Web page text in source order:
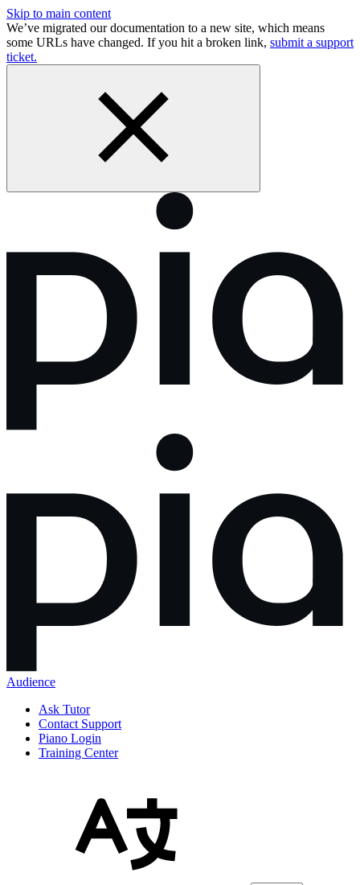
Skip to main content
We’ve migrated our documentation to a new site, which means
some URLs have changed. If you hit a broken link, submit a support
ticket.
Audience
Ask Tutor
Contact Support
Piano Login
Training Center